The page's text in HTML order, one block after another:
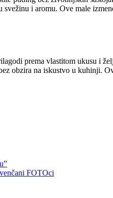
i aromu. Ove male
prema vlastitom ukusu i
obzira na iskustvo u kuhinji.
FOTOci